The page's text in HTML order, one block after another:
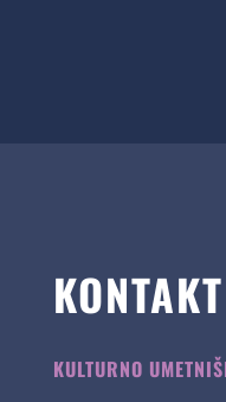
KONTAKT
KULTURNO